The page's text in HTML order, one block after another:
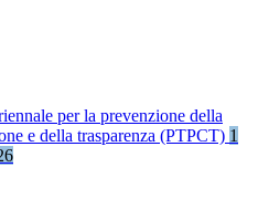
per la prevenzione della
e della trasparenza (PTPCT) 1